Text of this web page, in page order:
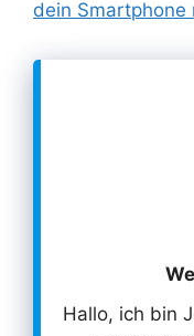
dein Smartphone
Hallo, ich bin